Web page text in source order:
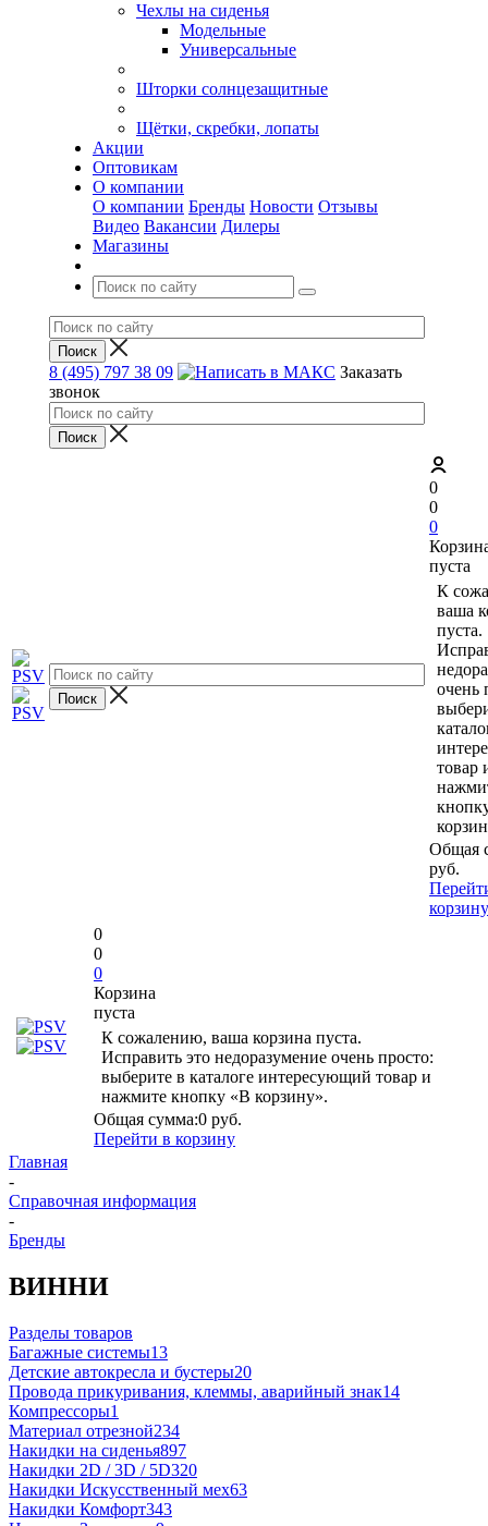
Чехлы на сиденья
Модельные
Универсальные
Шторки солнцезащитные
Щётки, скребки, лопаты
Акции
Оптовикам
О компании
О компании Бренды Новости Отзывы
Видео Вакансии Дилеры
Магазины
8 (495) 797 38 09
Заказать
звонок
0
0
0
пуста
К
ваша
пуста.
очень
товар
Общая
руб.
корзину
0
0
0
Корзина
пуста
К сожалению, ваша корзина пуста.
Исправить это недоразумение очень просто:
выберите в каталоге интересующий товар и
нажмите кнопку «В корзину».
Общая сумма:0 руб.
Перейти в корзину
Главная
-
Справочная информация
-
Бренды
ВИННИ
Разделы товаров
Багажные системы13
Детские автокресла и бустеры20
Провода прикуривания, клеммы, аварийный знак14
Компрессоры1
Материал отрезной234
Накидки на сиденья897
Накидки 2D / 3D / 5D320
Накидки Искусственный мех63
Накидки Комфорт343